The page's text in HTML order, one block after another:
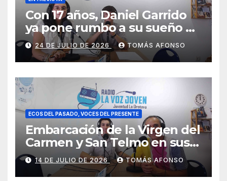
Con 17 años, Daniel Garrido
ya pone rumbo a su sueño de
ser piloto.
24 DE JULIO DE 2026 TOMÁS AFONSO
ECOS DEL PASADO, VOCES DEL PRESENTE
Embarcación de la Virgen del
Carmen y San Telmo en sus
falúas 2026
14 DE JULIO DE 2026 TOMÁS AFONSO